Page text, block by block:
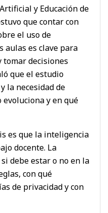
y Educación de
que contar con
el uso de
es clave para
tomar decisiones
que el estudio
la necesidad de
y en qué
es que la inteligencia
docente. La
debe estar o no en la
con qué
de privacidad y con